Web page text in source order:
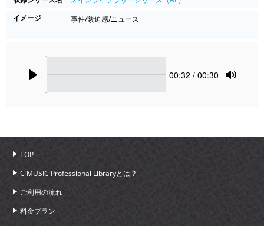
イメージ
事件/緊迫感/ニュース
Current
00:32 / 00:30
TOP
C MUSIC Professional Libraryとは？
ご利用の流れ
料金プラン